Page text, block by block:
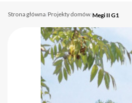
Strona główna/Projekty domów/Megi II G1